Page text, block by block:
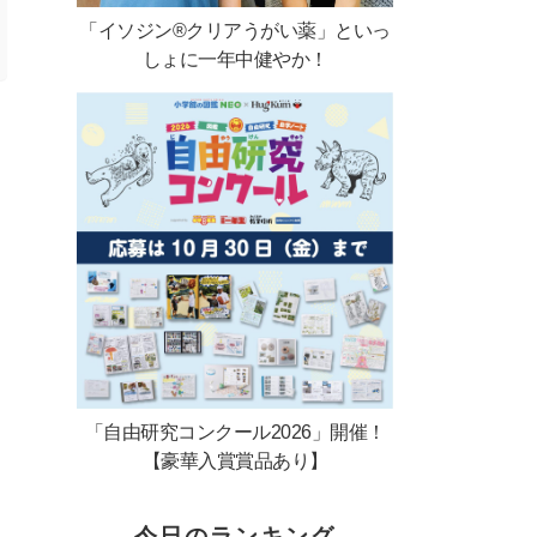
「イソジン®クリアうがい薬」といっ
しょに一年中健やか！
「自由研究コンクール2026」開催！
【豪華入賞賞品あり】